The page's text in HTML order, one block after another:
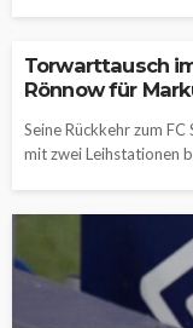
Torwarttausch
Rönnow für
Seine Rückkehr zum
mit zwei Leihstationen